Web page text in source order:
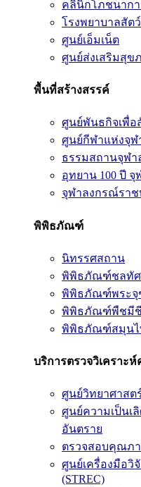
คลินิกโภชนาก
โรงพยาบาลสัต
ศูนย์เอ็มเน็ต
ศูนย์ส่งเสริมสุข
พื้นที่สร้างสรรค์
ศูนย์พันธกิจเพื่อ
ศูนย์กีฬาแห่งจุ
ธรรมสถานจุฬ
อุทยาน 100 ปี จุ
จุฬาลงกรณ์รา
พิพิธภัณฑ์
นิทรรศสถาน
พิพิธภัณฑ์ชลทั
พิพิธภัณฑ์พระจุ
พิพิธภัณฑ์พืชมี
พิพิธภัณฑ์สมุนไ
บริการตรวจวิเคราะ
ศูนย์วิทยาศาสต
ศูนย์ความเป็นเ
อันตราย
ตรวจสอบคุณภ
ศูนย์เครื่องมือวิ
(STREC)